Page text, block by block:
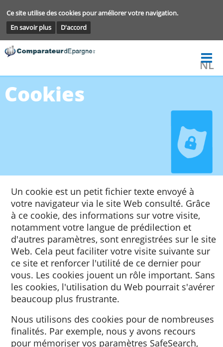
Ce site utilise des cookies pour améliorer votre navigation.
En savoir plus
D'accord
Cookies
Un cookie est un petit fichier texte envoyé à
votre navigateur via le site Web consulté.
à ce cookie, des informations sur votre
notamment votre langue de prédilection et
d'autres paramètres, sont enregistrées sur
Web. Cela peut faciliter votre visite
ce site et renforcer l'utilité de ce dernier
vous. Les cookies jouent un rôle important.
les cookies, l'utilisation du Web pourrait
beaucoup plus frustrante.